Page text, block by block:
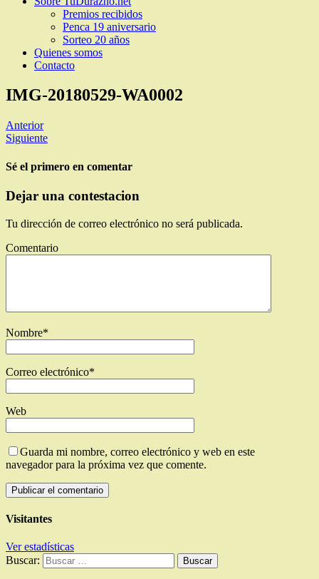
Premios recibidos
Penca 19 aniversario
Sorteo 20 años
Quienes somos
Contacto
IMG-20180529-WA0002
Anterior
Siguiente
Sé el primero en comentar
Dejar una contestacion
Tu dirección de correo electrónico no será publicada.
Comentario
Nombre*
Correo electrónico*
Web
Guarda mi nombre, correo electrónico y web en este
navegador para la próxima vez que comente.
Visitantes
Ver estadísticas
Buscar: